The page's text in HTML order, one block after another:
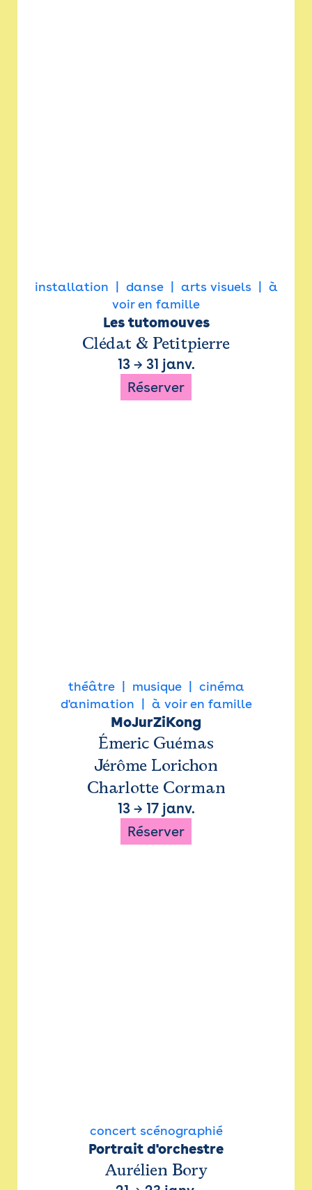
installation danse arts visuels
à
voir en famille
Les tutomouves
Clédat & Petitpierre
13→ 31 janv.
Réserver
théâtre musique
cinéma
d'animation
à voir en famille
MoJurZiKong
Émeric Guémas
Jérôme Lorichon
Charlotte Corman
13→ 17 janv.
Réserver
concert scénographié
Portrait d'orchestre
Aurélien Bory